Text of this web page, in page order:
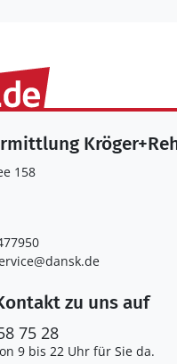
158
zu uns auf
75 28
9 bis 22 Uhr für Sie da.